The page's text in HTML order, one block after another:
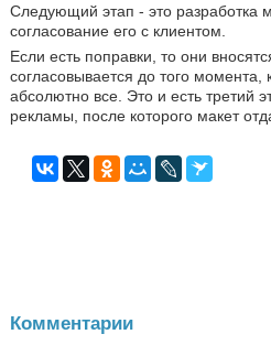
Следующий этап - это разработка
согласование его с клиентом.
Если есть поправки, то они
согласовывается до того момента,
абсолютно все. Это и есть третий
рекламы, после которого макет
Комментарии